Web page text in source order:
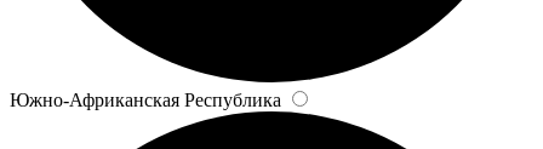
Южно-Африканская Республика